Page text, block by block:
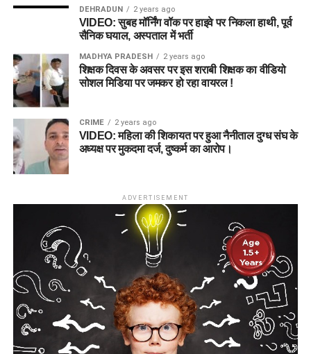
DEHRADUN 2 years ago
VIDEO: सुबह मॉर्निंग वॉक पर हाइवे पर निकला हाथी, पूर्व
सैनिक घयाल, अस्पताल में भर्ती
MADHYA PRADESH 2 years ago
शिक्षक दिवस के अवसर पर इस शराबी शिक्षक का वीडियो
सोशल मिडिया पर जमकर हो रहा वायरल !
CRIME 2 years ago
VIDEO: महिला की शिकायत पर हुआ नैनीताल दुग्ध संघ के
अध्यक्ष पर मुकदमा दर्ज, दुष्कर्म का आरोप।
ADVERTISEMENT